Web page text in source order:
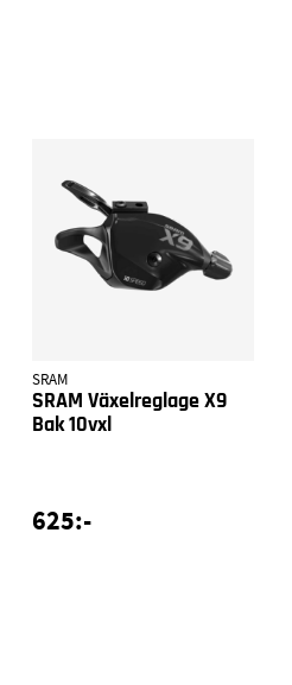
SRAM
SRAM Växelreglage X9
Bak 10vxl
625:-